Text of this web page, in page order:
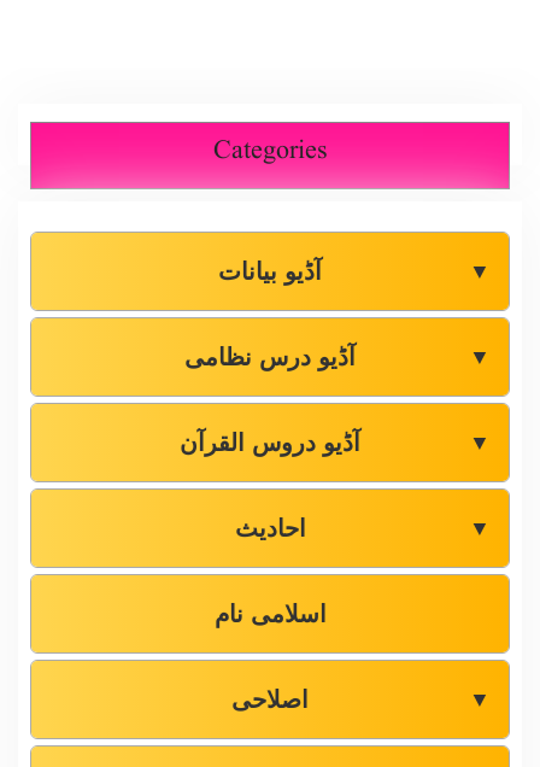
Categories
آڈیو بیانات ▼
آڈیو درس نظامی ▼
آڈیو دروس القرآن ▼
احادیث ▼
اسلامی نام
اصلاحی ▼